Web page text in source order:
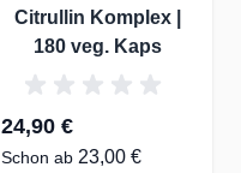
Citrullin Komplex |
180 veg. Kaps
24,90 €
Schon ab 23,00 €